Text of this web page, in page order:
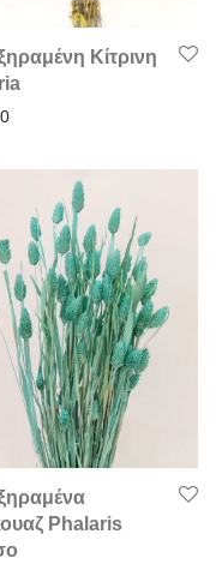
Κίτρινη
Phalaris